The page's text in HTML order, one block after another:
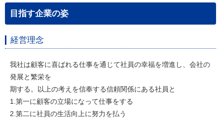
目指す企業の姿
経営理念
我社は顧客に喜ばれる仕事を通じて社員の幸福を増進し、会社の
発展と繁栄を
期する。以上の考えを信奉する信頼関係にある社員と
1.第一に顧客の立場になって仕事をする
2.第二に社員の生活向上に努力を払う